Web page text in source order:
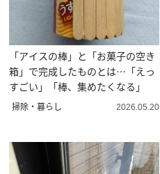
「アイスの棒」と「お菓子の空き
箱」で完成したものとは…「えっ
すごい」「棒、集めたくなる」
掃除・暮らし 2026.05.20